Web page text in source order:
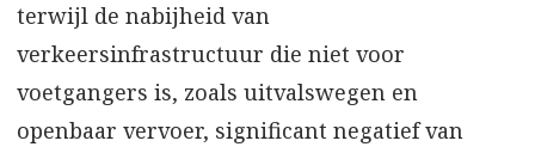
terwijl de nabijheid van
verkeersinfrastructuur die niet voor
voetgangers is, zoals uitvalswegen en
openbaar vervoer, significant negatief van